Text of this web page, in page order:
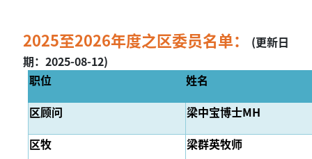
2025至2026年度之区委员名单：
(更新日
期：2025-08-12)
职位
姓名
区顾问
梁中宝博士MH
区牧
梁群英牧师